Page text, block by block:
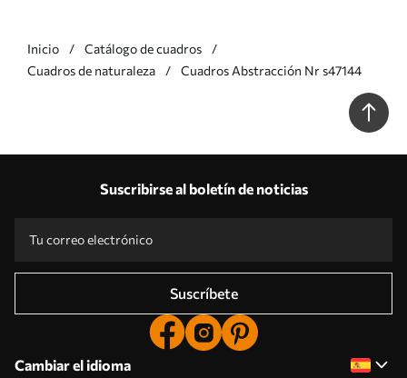
Inicio
Catálogo de cuadros
Cuadros de naturaleza
Cuadros Abstracción Nr s47144
Suscribirse al boletín de noticias
Suscríbete
Cambiar el idioma